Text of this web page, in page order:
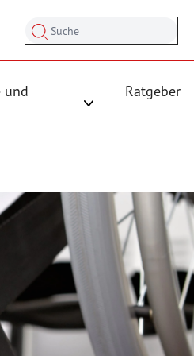
Industrie und Logistik anzeigen
und
Ratgeber